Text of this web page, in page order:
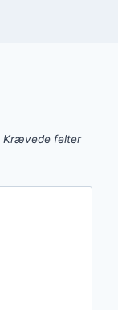
Krævede felter